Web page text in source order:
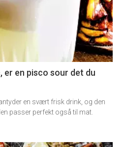
er en pisco sour det du
en svært frisk drink, og den
passer perfekt også til mat.